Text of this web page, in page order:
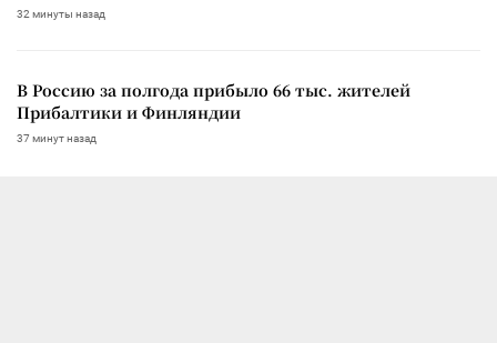
32 минуты назад
В Россию за полгода прибыло 66 тыс. жителей
Прибалтики и Финляндии
37 минут назад